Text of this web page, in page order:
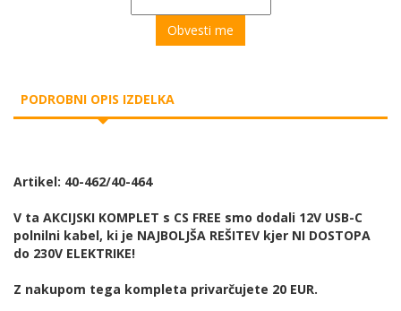
PODROBNI OPIS IZDELKA
Artikel: 40-462/40-464
V ta AKCIJSKI KOMPLET s CS FREE smo dodali 12V USB-C
polnilni kabel, ki je NAJBOLJŠA REŠITEV kjer NI DOSTOPA
do 230V ELEKTRIKE!
Z nakupom tega kompleta privarčujete 20 EUR.